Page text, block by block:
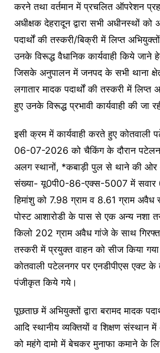
करने तथा वर्तमान में प्रचलित ऑपरेशन
अधीक्षक देहरादून द्वारा सभी अधीनस्थों
पदार्थों की तस्करी/बिक्री में लिप्त
उनके विरूद्ध वैधानिक कार्यवाही किये जाने
जिसके अनुपालन में जनपद के सभी थाना
लगातार मादक पदार्थों की तस्करी में लिप्त
हुए उनके विरूद्ध प्रभावी कार्यवाही की जा
इसी क्रम में कार्यवाही करते हुए कोतवाली
06-07-2026 को चैकिंग के दौरान
अलग स्थानों, *कबाड़ी पुल से थाने की ओर
संख्या- यू0पी0-86-एक्स-5007 में सवार
हिमांशु को 7.98 ग्राम व 8.61 ग्राम
पोस्ट आशारोडी के पास से एक अन्य नशा
किलो 202 ग्राम अवैध गांजे के साथ
तस्करी में प्रयुक्त वाहन को सीज किया
कोतवाली पटेलनगर पर एनडीपीएस एक्ट
पंजीकृत किये गये।
पूछताछ में अभियुक्तों द्वारा बरामद मादक
आदि स्थानीय व्यक्तियों व शिक्षण संस्थान
को महंगे दामो में बेचकर मुनाफा कमाने के